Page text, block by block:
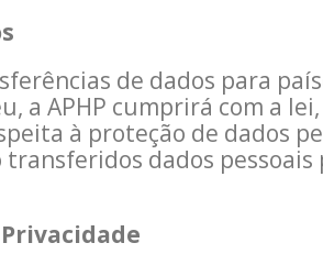
de dados para
a APHP cumprirá com a
à proteção de dados
dados